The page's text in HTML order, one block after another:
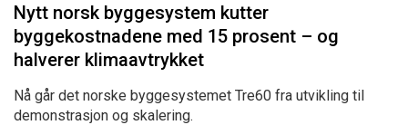
Nytt norsk byggesystem kutter
byggekostnadene med 15 prosent – og
halverer klimaavtrykket
Nå går det norske byggesystemet Tre60 fra utvikling til
demonstrasjon og skalering.